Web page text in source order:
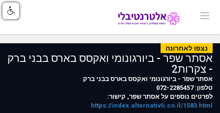
נצפו לאחרונה
אסתר שפר - ביורגונומי ואקסס בארס בבני ברק
- צקרות2
אסתר שפר - ביורגונומי ואקסס בארס בבני ברק
טלפון: 072-2285457
לפרטים נוספים על אסתר שפר, קישור:
https://index.alternativli.co.il/1583.html